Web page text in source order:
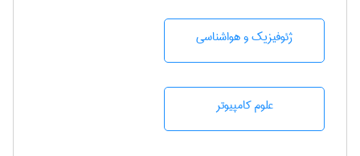
ژئوفيزيك و هواشناسی
علوم کامپیوتر